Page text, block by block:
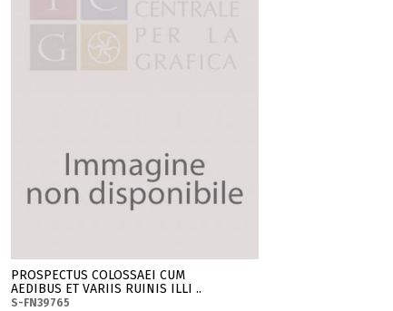
PROSPECTUS COLOSSAEI CUM
AEDIBUS ET VARIIS RUINIS ILLI ..
S-FN39765